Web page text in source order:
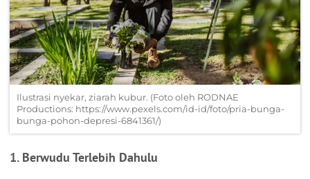
Ilustrasi nyekar, ziarah kubur. (Foto oleh RODNAE
Productions: https://www.pexels.com/id-id/foto/pria-bunga-
bunga-pohon-depresi-6841361/)
1. Berwudu Terlebih Dahulu